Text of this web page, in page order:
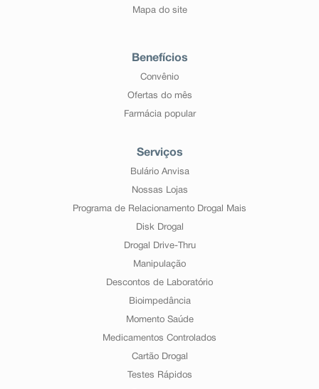
Mapa do site
Benefícios
Convênio
Ofertas do mês
Farmácia popular
Serviços
Bulário Anvisa
Nossas Lojas
Programa de Relacionamento Drogal Mais
Disk Drogal
Drogal Drive-Thru
Manipulação
Descontos de Laboratório
Bioimpedância
Momento Saúde
Medicamentos Controlados
Cartão Drogal
Testes Rápidos